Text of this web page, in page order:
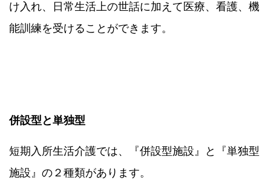
け入れ、日常生活上の世話に加えて医療、看護、機
能訓練を受けることができます。
併設型と単独型
短期入所生活介護では、『併設型施設』と『単独型
施設』の２種類があります。